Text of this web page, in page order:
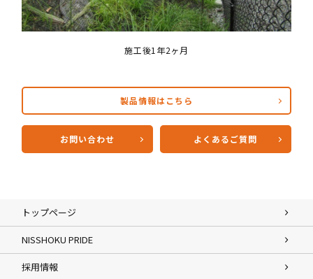
施工後1年2ヶ月
製品情報はこちら
お問い合わせ よくあるご質問
トップページ
NISSHOKU PRIDE
採用情報